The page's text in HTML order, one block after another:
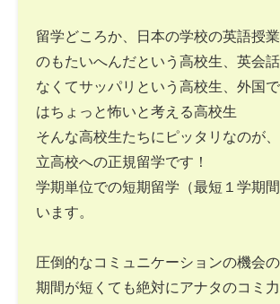
留学どころか、日本の学校の英語授
のもたいへんだという高校生、英会
なくてサッパリという高校生、外国
はちょっと怖いと考える高校生
そんな高校生たちにピッタリなのが
立高校への正規留学です！
学期単位での短期留学（最短１学期
います。
圧倒的なコミュニケーションの機会
期間が短くても絶対にアナタのコミ